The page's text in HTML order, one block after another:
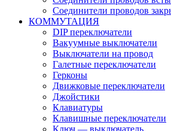
Соединители проводов
КОММУТАЦИЯ
DIP переключатели
Вакуумные выключатели
Выключатели на провод
Галетные переключатели
Герконы
Движковые переключатели
Джойстики
Клавиатуры
Клавишные переключатели
Ключ — выключатель